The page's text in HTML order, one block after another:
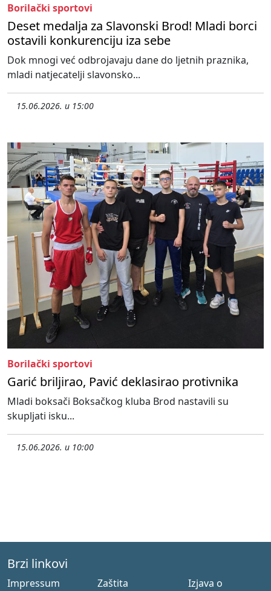
Borilački sportovi
Deset medalja za Slavonski Brod! Mladi borci
ostavili konkurenciju iza sebe
Dok mnogi već odbrojavaju dane do ljetnih praznika,
mladi natjecatelji slavonsko...
15.06.2026. u 15:00
Borilački sportovi
Garić briljirao, Pavić deklasirao protivnika
Mladi boksači Boksačkog kluba Brod nastavili su
skupljati isku...
15.06.2026. u 10:00
Brzi linkovi
Impressum Zaštita Izjava o